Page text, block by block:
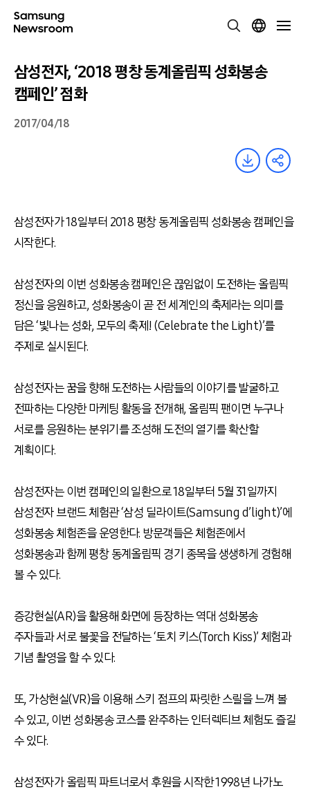
삼성전자, ‘2018 평창 동계올림픽 성화봉송
캠페인’ 점화
2017/04/18
삼성전자가 18일부터 2018 평창 동계올림픽 성화봉송 캠페인을
시작한다.
삼성전자의 이번 성화봉송 캠페인은 끊임없이 도전하는 올림픽
정신을 응원하고, 성화봉송이 곧 전 세계인의 축제라는 의미를
담은 ‘빛나는 성화, 모두의 축제! (Celebrate the Light)’를
주제로 실시된다.
삼성전자는 꿈을 향해 도전하는 사람들의 이야기를 발굴하고
전파하는 다양한 마케팅 활동을 전개해, 올림픽 팬이면 누구나
서로를 응원하는 분위기를 조성해 도전의 열기를 확산할
계획이다.
삼성전자는 이번 캠페인의 일환으로 18일부터 5월 31일까지
삼성전자 브랜드 체험관 ‘삼성 딜라이트(Samsung d’light)’에
성화봉송 체험존을 운영한다. 방문객들은 체험존에서
성화봉송과 함께 평창 동계올림픽 경기 종목을 생생하게 경험해
볼 수 있다.
증강현실(AR)을 활용해 화면에 등장하는 역대 성화봉송
주자들과 서로 불꽃을 전달하는 ‘토치 키스(Torch Kiss)’ 체험과
기념 촬영을 할 수 있다.
또, 가상현실(VR)을 이용해 스키 점프의 짜릿한 스릴을 느껴 볼
수 있고, 이번 성화봉송 코스를 완주하는 인터렉티브 체험도 즐길
수 있다.
삼성전자가 올림픽 파트너로서 후원을 시작한 1998년 나가노